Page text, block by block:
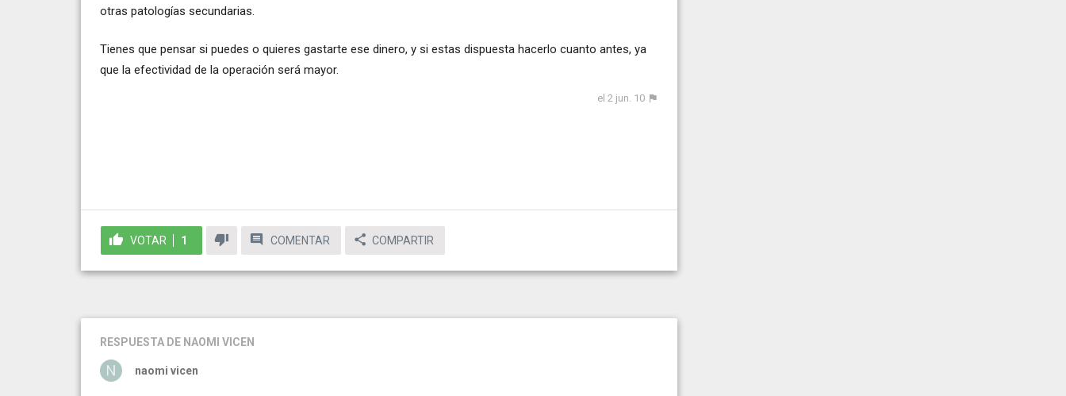
otras patologías secundarias.
Tienes que pensar si puedes o quieres gastarte ese dinero, y si estas dispuesta hacerlo cuanto antes, ya
que la efectividad de la operación será mayor.
el 2 jun. 10
VOTAR 1 COMENTAR COMPARTIR
RESPUESTA DE NAOMI VICEN
naomi vicen